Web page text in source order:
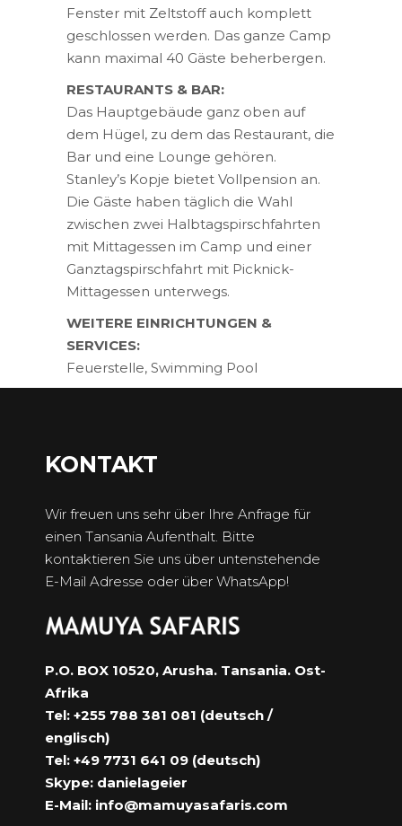
Fenster mit Zeltstoff auch komplett
geschlossen werden. Das ganze Camp
kann maximal 40 Gäste beherbergen.
RESTAURANTS & BAR:
Das Hauptgebäude ganz oben auf
dem Hügel, zu dem das Restaurant, die
Bar und eine Lounge gehören.
Stanley’s Kopje bietet Vollpension an.
Die Gäste haben täglich die Wahl
zwischen zwei Halbtagspirschfahrten
mit Mittagessen im Camp und einer
Ganztagspirschfahrt mit Picknick-
Mittagessen unterwegs.
WEITERE EINRICHTUNGEN &
SERVICES:
Feuerstelle, Swimming Pool
KONTAKT
Wir freuen uns sehr über Ihre Anfrage für
einen Tansania Aufenthalt. Bitte
kontaktieren Sie uns über untenstehende
E-Mail Adresse oder über WhatsApp!
P.O. BOX 10520, Arusha. Tansania. Ost-
Afrika
Tel: +255 788 381 081 (deutsch /
englisch)
Tel: +49 7731 641 09 (deutsch)
Skype: danielageier
E-Mail: info@mamuyasafaris.com